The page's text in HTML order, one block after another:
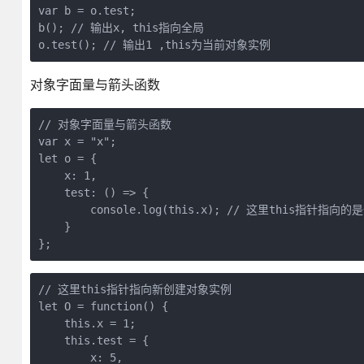
var b = o.test;
b(); // 输出x, this指向全局
o.test(); // 输出1 ,this为当前对象实例
对象字面量与箭头函数
// 对象字面量与箭头函数
var x = "x";
let o = {
    x: 1,
    test: () => {
console.log(this.x); // 这里this指针指向的是
    }
};
// 这里this指针指向新创建对象实例
let O = function() {
    this.x = 1;
    this.test = {
        x: 5,